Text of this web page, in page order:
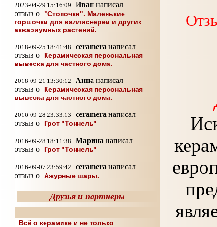
2023-04-29 15:16:09 Иван написал
отзыв о
"Стопочки". Маленькие
горшочки для валлиснереи и других
аквариумных растений.
2018-09-25 18:41:48 ceramera написал
отзыв о
Керамическая персональная
вывеска для частного дома.
2018-09-21 13:30:12 Анна написал
отзыв о
Керамическая персональная
вывеска для частного дома.
2016-09-28 23:33:13 ceramera написал
отзыв о
Грот "Тоннель"
2016-09-28 18:11:38 Марина написал
отзыв о
Грот "Тоннель"
2016-09-07 23:59:42 ceramera написал
отзыв о Ажурные шары.
Друзья и партнеры
Всё о керамике и не только